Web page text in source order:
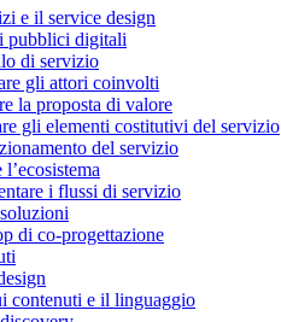
e il service design
pubblici digitali
di servizio
gli attori coinvolti
la proposta di valore
gli elementi costitutivi del servizio
del servizio
i flussi di servizio
di co-progettazione
contenuti e il linguaggio